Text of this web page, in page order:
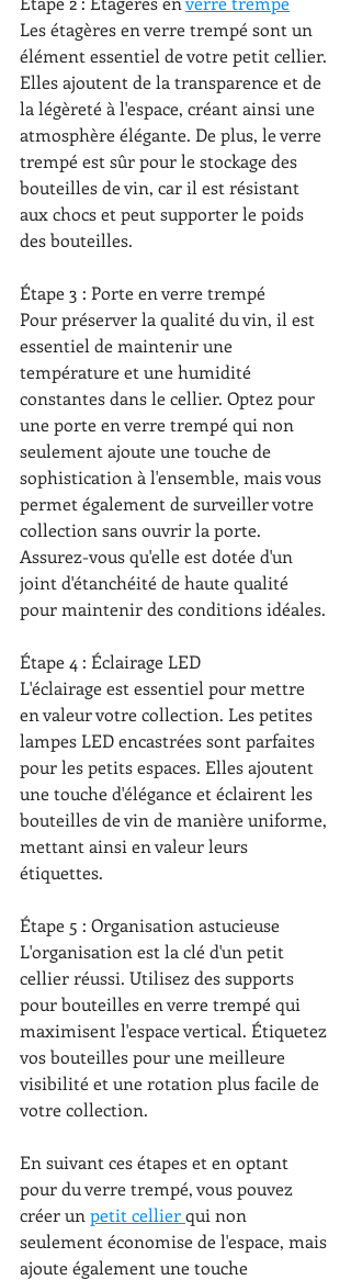
Les étagères en verre trempé sont un
élément essentiel de votre petit cellier.
Elles ajoutent de la transparence et de
la légèreté à l'espace, créant ainsi une
atmosphère élégante. De plus, le verre
trempé est sûr pour le stockage des
bouteilles de vin, car il est résistant
aux chocs et peut supporter le poids
des bouteilles.
Étape 3 : Porte en verre trempé
Pour préserver la qualité du vin, il est
essentiel de maintenir une
température et une humidité
constantes dans le cellier. Optez pour
une porte en verre trempé qui non
seulement ajoute une touche de
sophistication à l'ensemble, mais vous
permet également de surveiller votre
collection sans ouvrir la porte.
Assurez-vous qu'elle est dotée d'un
joint d'étanchéité de haute qualité
pour maintenir des conditions idéales.
Étape 4 : Éclairage LED
L'éclairage est essentiel pour mettre
en valeur votre collection. Les petites
lampes LED encastrées sont parfaites
pour les petits espaces. Elles ajoutent
une touche d'élégance et éclairent les
bouteilles de vin de manière uniforme,
mettant ainsi en valeur leurs
étiquettes.
Étape 5 : Organisation astucieuse
L'organisation est la clé d'un petit
cellier réussi. Utilisez des supports
pour bouteilles en verre trempé qui
maximisent l'espace vertical. Étiquetez
vos bouteilles pour une meilleure
visibilité et une rotation plus facile de
votre collection.
En suivant ces étapes et en optant
pour du verre trempé, vous pouvez
créer un petit cellier qui non
seulement économise de l'espace, mais
ajoute également une touche